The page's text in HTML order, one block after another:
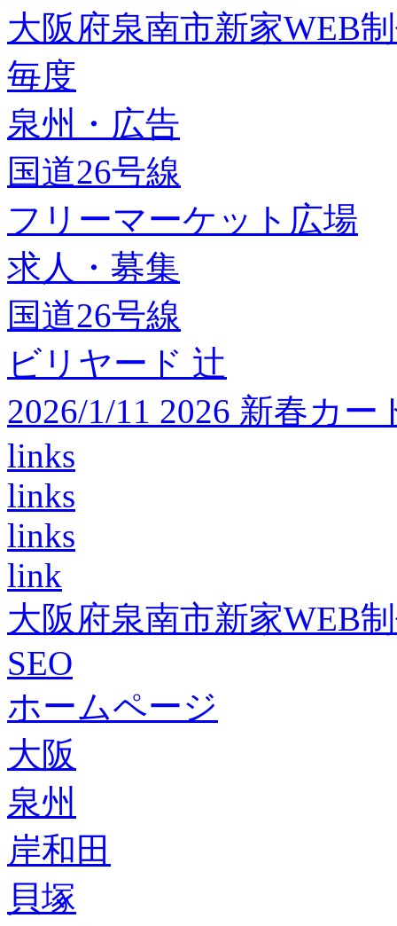
大阪府泉南市新家WEB
毎度
泉州・広告
国道26号線
フリーマーケット広場
求人・募集
国道26号線
ビリヤード 辻
2026/1/11 2026 新春カ
links
links
links
link
大阪府泉南市新家WEB
SEO
ホームページ
大阪
泉州
岸和田
貝塚